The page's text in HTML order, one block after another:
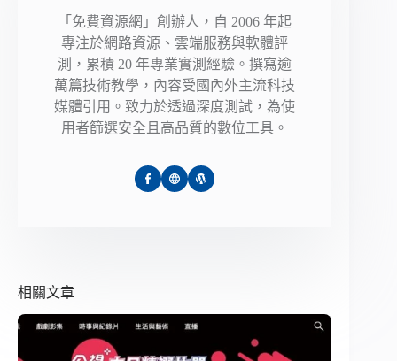
「免費資源網」創辦人，自 2006 年起
專注於網路資源、雲端服務與軟體評
測，累積 20 年專業實測經驗。撰寫逾
萬篇技術教學，內容受國內外主流科技
媒體引用。致力於透過深度測試，為使
用者篩選安全且高品質的數位工具。
相關文章